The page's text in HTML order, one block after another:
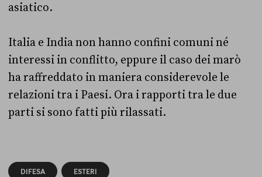
asiatico.
Italia e India non hanno confini comuni né
interessi in conflitto, eppure il caso dei marò
ha raffreddato in maniera considerevole le
relazioni tra i Paesi. Ora i rapporti tra le due
parti si sono fatti più rilassati.
DIFESA ESTERI